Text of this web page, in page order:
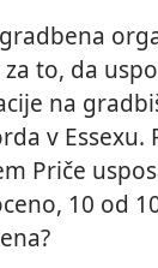
to, da
na
v
Priče
10 od